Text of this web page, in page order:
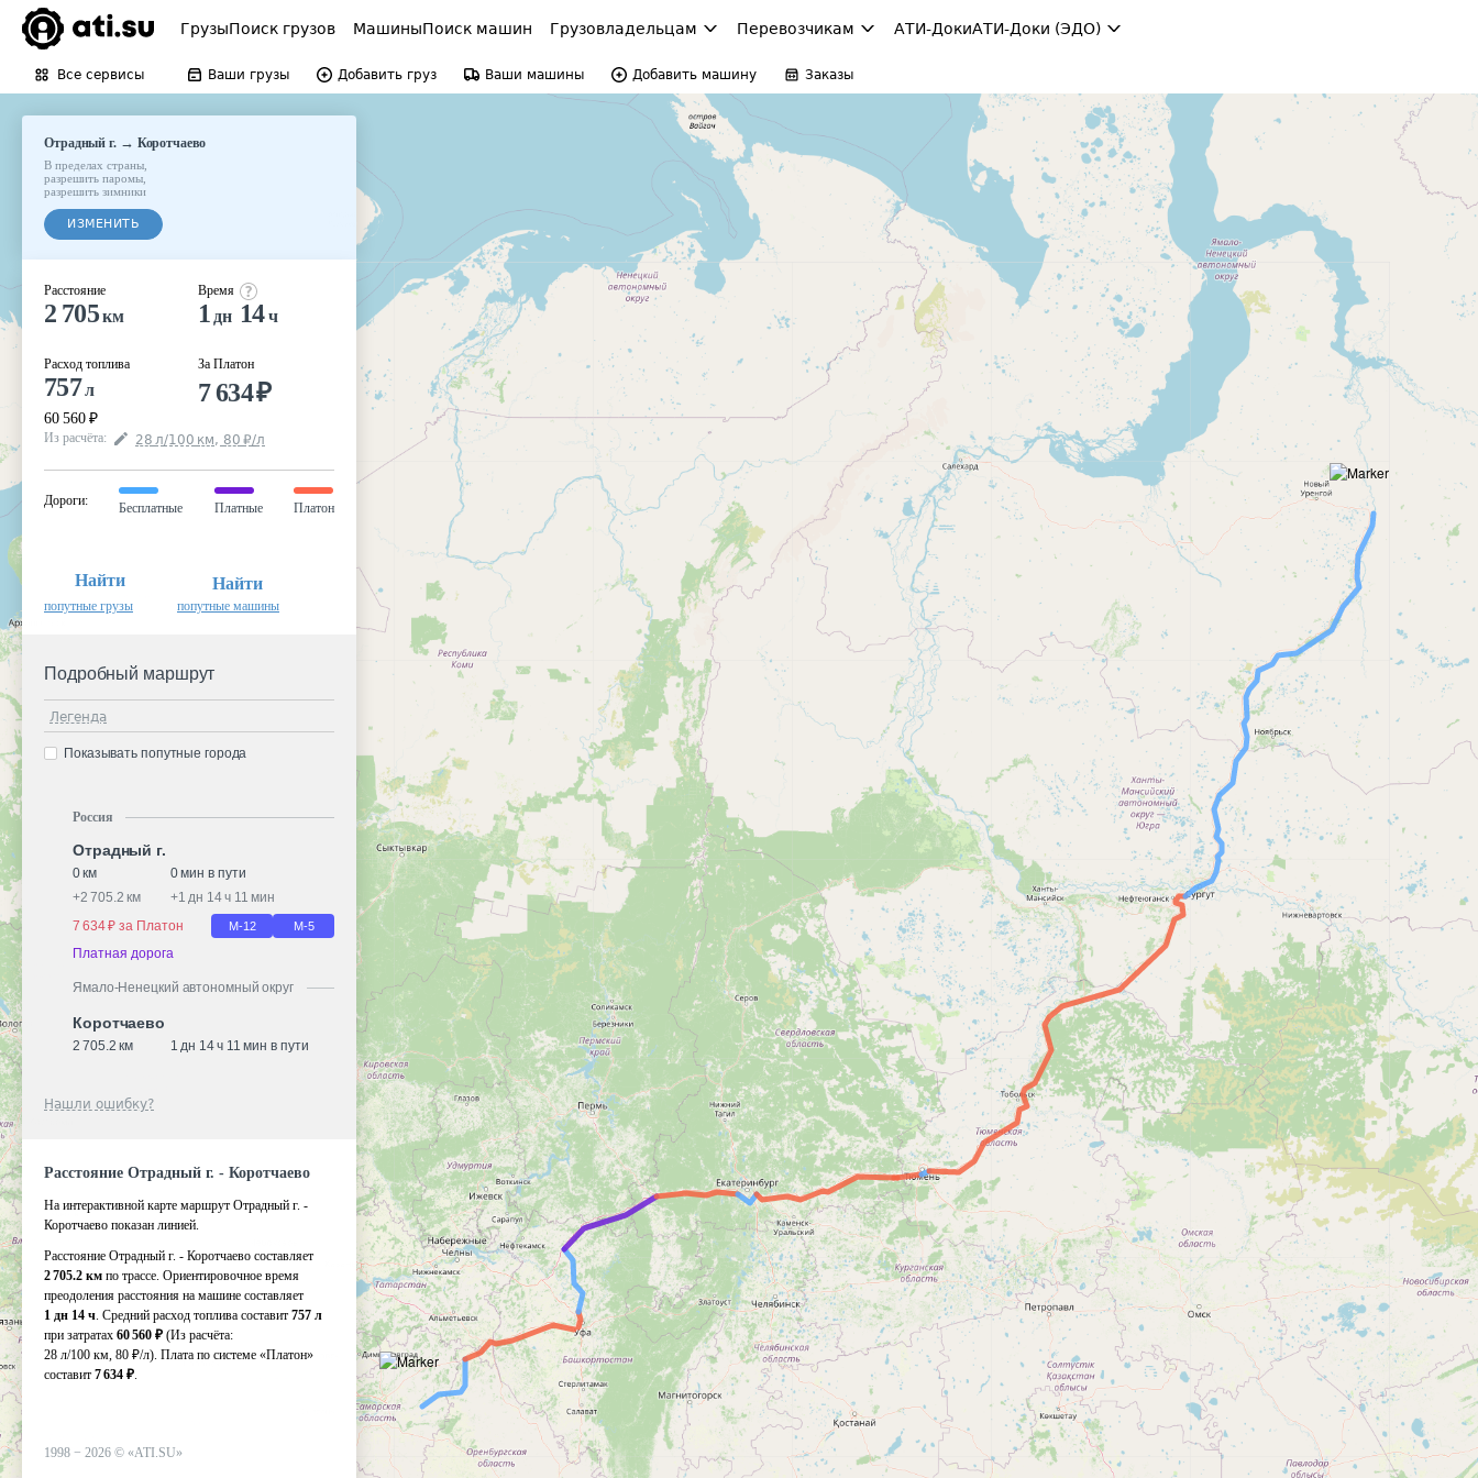
ГрузыПоиск грузов МашиныПоиск машин Грузовладельцам Перевозчикам АТИ-ДокиАТИ-Доки (ЭДО)
Все сервисы Ваши грузы Добавить груз Ваши машины Добавить машину Заказы
Отрадный г.→ Коротчаево
В пределах страны
разрешить паромы
разрешить зимники
ИЗМЕНИТЬ
Расстояние
2 705км
Расход топлива
757л
60 560 ₽
Время
1 дн 14ч
За Платон
7 634₽
Из расчёта: 28 л/100 км, 80 ₽/л
Дороги:
Бесплатные Платные Платон
Найти
попутные грузы
Найти
попутные машины
Подробный маршрут
Легенда
Показывать попутные города
Россия
Отрадный г.
0 км
0 мин в пути
+2 705.2 км +1 дн 14 ч 11 мин
7 634 ₽ за Платон
М-12 М-5
Платная дорога
Ямало-Ненецкий автономный округ
Коротчаево
2 705.2 км 1 дн 14 ч 11 мин в пути
Нашли ошибку?
Расстояние Отрадный г. - Коротчаево
На интерактивной карте маршрут Отрадный г. -
Коротчаево показан линией.
Расстояние Отрадный г. - Коротчаево составляет
2 705.2 км по трассе. Ориентировочное время
преодоления расстояния на машине составляет
1 дн 14 ч. Средний расход топлива составит 757 л
при затратах 60 560 ₽ (Из расчёта:
28 л/100 км, 80 ₽/л). Плата по системе «Платон»
составит 7 634 ₽.
1998 − 2026 © «ATI.SU»